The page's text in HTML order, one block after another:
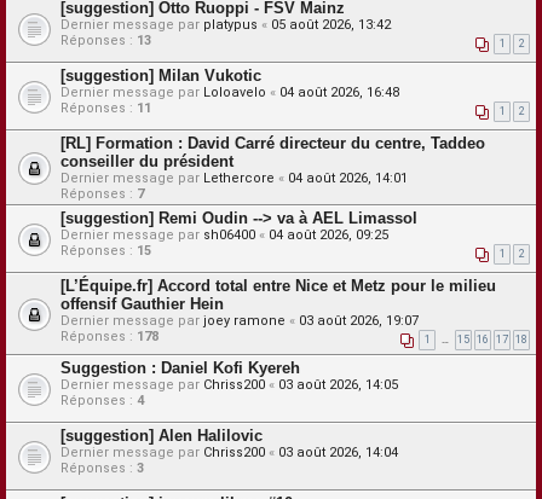
[suggestion] Otto Ruoppi - FSV Mainz
Dernier message par platypus « 05 août 2026, 13:42
Réponses : 13 1 2
[suggestion] Milan Vukotic
Dernier message par Loloavelo « 04 août 2026, 16:48
Réponses : 11 1 2
[RL] Formation : David Carré directeur du centre, Taddeo
conseiller du président
Dernier message par Lethercore « 04 août 2026, 14:01
Réponses : 7
[suggestion] Remi Oudin --> va à AEL Limassol
Dernier message par sh06400 « 04 août 2026, 09:25
Réponses : 15 1 2
[L’Équipe.fr] Accord total entre Nice et Metz pour le milieu
offensif Gauthier Hein
Dernier message par joey ramone « 03 août 2026, 19:07
Réponses : 178 1 … 15 16 17 18
Suggestion : Daniel Kofi Kyereh
Dernier message par Chriss200 « 03 août 2026, 14:05
Réponses : 4
[suggestion] Alen Halilovic
Dernier message par Chriss200 « 03 août 2026, 14:04
Réponses : 3